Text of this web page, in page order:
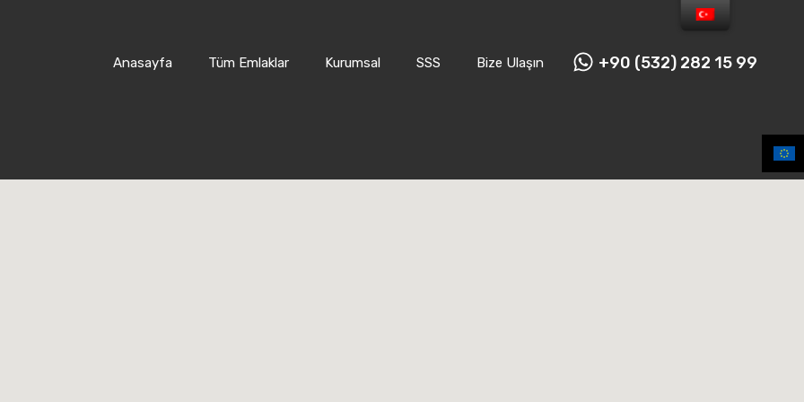
Anasayfa Tüm Emlaklar Kurumsal SSS Bize Ulaşın +90 (532) 282 15 99